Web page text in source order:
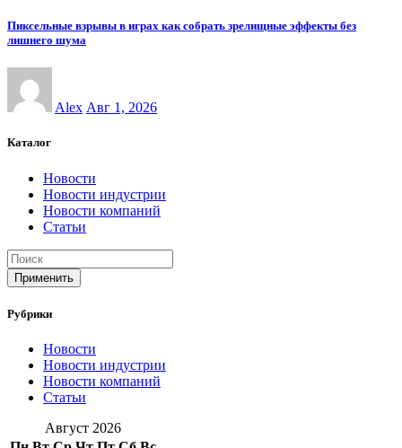
Пиксельные взрывы в играх как собрать зрелищные эффекты без
лишнего шума
Alex Авг 1, 2026
Каталог
Новости
Новости индустрии
Новости компаний
Статьи
Применить
Рубрики
Новости
Новости индустрии
Новости компаний
Статьи
Август 2026